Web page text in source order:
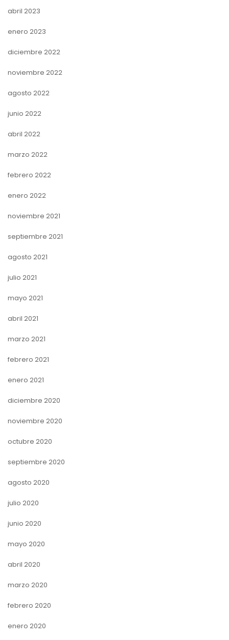
abril 2023
enero 2023
diciembre 2022
noviembre 2022
agosto 2022
junio 2022
abril 2022
marzo 2022
febrero 2022
enero 2022
noviembre 2021
septiembre 2021
agosto 2021
julio 2021
mayo 2021
abril 2021
marzo 2021
febrero 2021
enero 2021
diciembre 2020
noviembre 2020
octubre 2020
septiembre 2020
agosto 2020
julio 2020
junio 2020
mayo 2020
abril 2020
marzo 2020
febrero 2020
enero 2020